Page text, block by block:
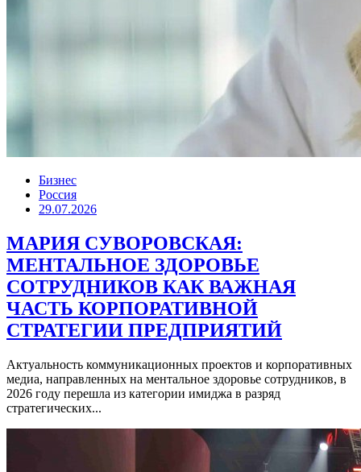
Бизнес
Россия
29.07.2026
МАРИЯ СУВОРОВСКАЯ:
МЕНТАЛЬНОЕ ЗДОРОВЬЕ
СОТРУДНИКОВ КАК ВАЖНАЯ
ЧАСТЬ КОРПОРАТИВНОЙ
СТРАТЕГИИ ПРЕДПРИЯТИЙ
Актуальность коммуникационных проектов и корпоративных
медиа, направленных на ментальное здоровье сотрудников, в
2026 году перешла из категории имиджа в разряд
стратегических...